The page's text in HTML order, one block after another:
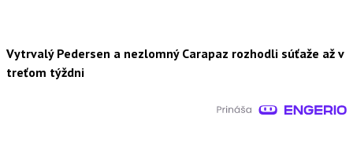
Vytrvalý Pedersen a nezlomný Carapaz rozhodli súťaže až v
treťom týždni